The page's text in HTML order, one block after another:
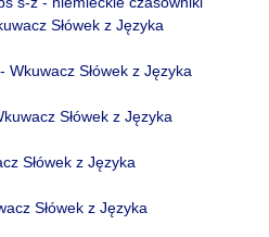
Słówek z Języka
Wkuwacz Słówek z Języka
Słówek z Języka
Słówek z Języka
Słówek z Języka